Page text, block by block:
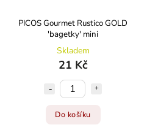
PICOS Gourmet Rustico GOLD
'bagetky' mini
Skladem
21 Kč
Do košíku